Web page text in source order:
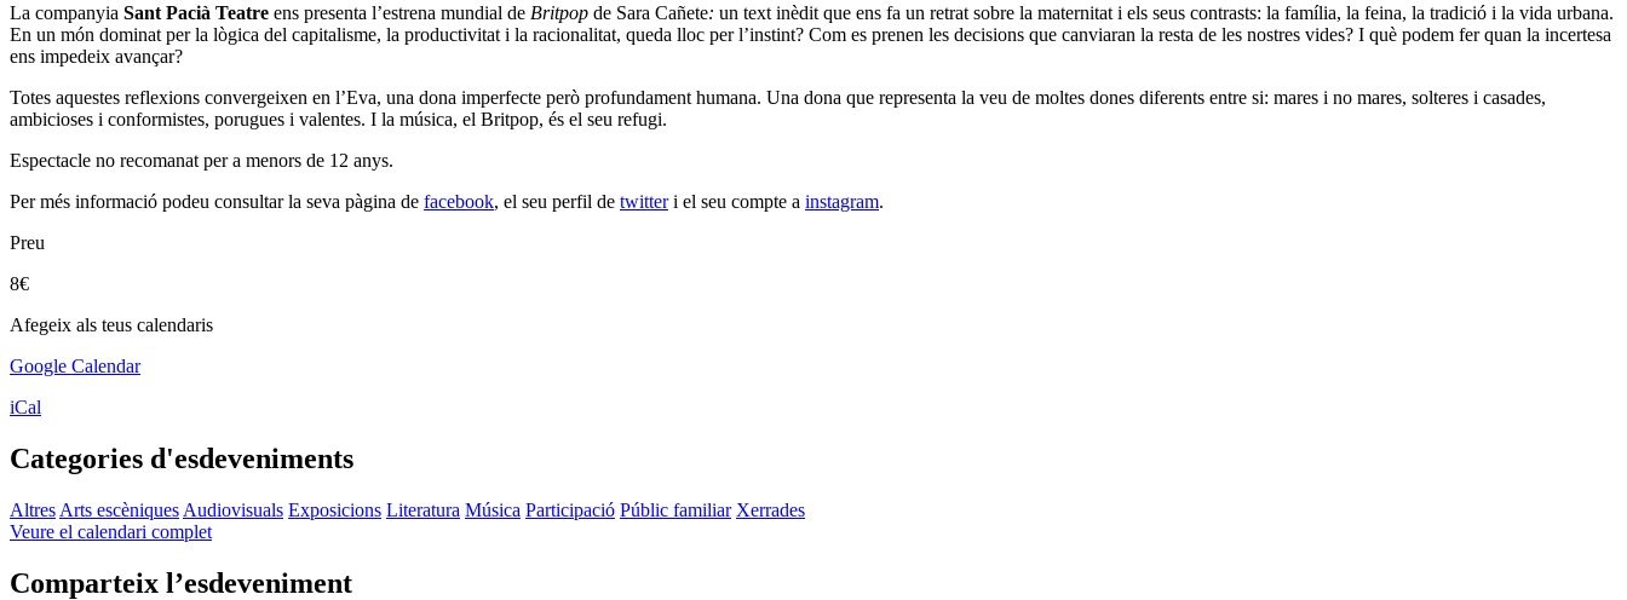
La companyia Sant Pacià Teatre ens presenta l’estrena mundial de Britpop de Sara Cañete: un text inèdit que ens fa un retrat sobre la maternitat i els seus contrasts: la família, la feina, la tradició i la vida urbana.
En un món dominat per la lògica del capitalisme, la productivitat i la racionalitat, queda lloc per l’instint? Com es prenen les decisions que canviaran la resta de les nostres vides? I què podem fer quan la incertesa
ens impedeix avançar?
Totes aquestes reflexions convergeixen en l’Eva, una dona imperfecte però profundament humana. Una dona que representa la veu de moltes dones diferents entre si: mares i no mares, solteres i casades,
ambicioses i conformistes, porugues i valentes. I la música, el Britpop, és el seu refugi.
Espectacle no recomanat per a menors de 12 anys.
Per més informació podeu consultar la seva pàgina de facebook, el seu perfil de twitteri el seu compte a instagram.
Preu
8€
Afegeix als teus calendaris
Google Calendar
iCal
Categories d'esdeveniments
Altres Arts escèniques Audiovisuals Exposicions Literatura Música Participació Públic familiar Xerrades
Veure el calendari complet
Comparteix l’esdeveniment